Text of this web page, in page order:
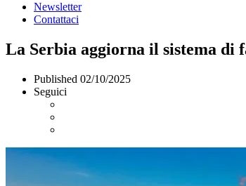
Newsletter
Contattaci
La Serbia aggiorna il sistema di
Published 02/10/2025
Seguici